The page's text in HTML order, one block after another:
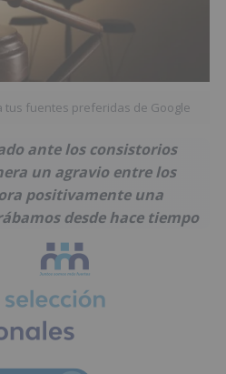
tus fuentes preferidas de Google
ante los consistorios
un agravio entre los
positivamente una
desde hace tiempo